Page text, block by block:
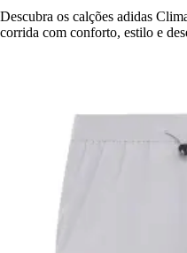
Descubra os calções adidas
corrida com conforto, estilo e